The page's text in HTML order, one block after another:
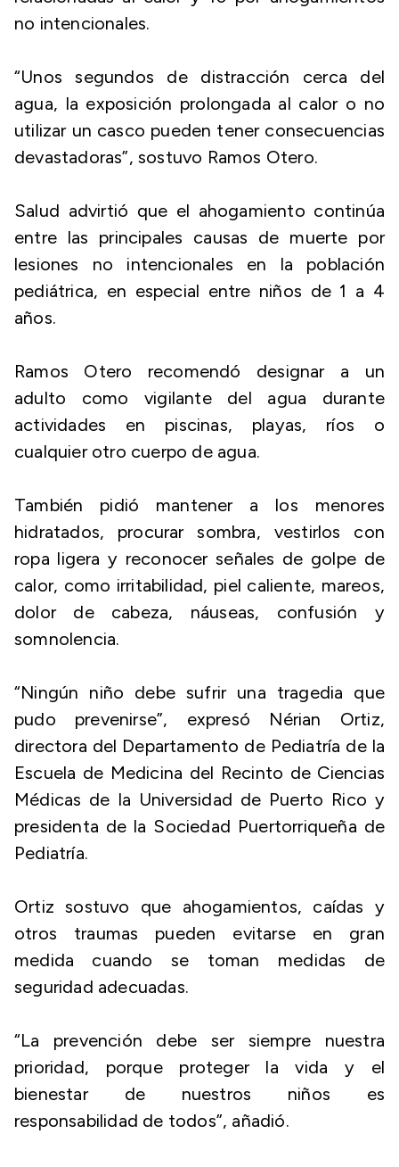
no intencionales.
“Unos segundos de distracción cerca del
agua, la exposición prolongada al calor o no
utilizar un casco pueden tener consecuencias
devastadoras”, sostuvo Ramos Otero.
Salud advirtió que el ahogamiento continúa
entre las principales causas de muerte por
lesiones no intencionales en la población
pediátrica, en especial entre niños de 1 a 4
años.
Ramos Otero recomendó designar a un
adulto como vigilante del agua durante
actividades en piscinas, playas, ríos o
cualquier otro cuerpo de agua.
También pidió mantener a los menores
hidratados, procurar sombra, vestirlos con
ropa ligera y reconocer señales de golpe de
calor, como irritabilidad, piel caliente, mareos,
dolor de cabeza, náuseas, confusión y
somnolencia.
“Ningún niño debe sufrir una tragedia que
pudo prevenirse”, expresó Nérian Ortiz,
directora del Departamento de Pediatría de la
Escuela de Medicina del Recinto de Ciencias
Médicas de la Universidad de Puerto Rico y
presidenta de la Sociedad Puertorriqueña de
Pediatría.
Ortiz sostuvo que ahogamientos, caídas y
otros traumas pueden evitarse en gran
medida cuando se toman medidas de
seguridad adecuadas.
“La prevención debe ser siempre nuestra
prioridad, porque proteger la vida y el
bienestar de nuestros niños es
responsabilidad de todos”, añadió.